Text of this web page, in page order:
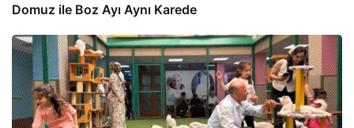
Domuz ile Boz Ayı Aynı Karede